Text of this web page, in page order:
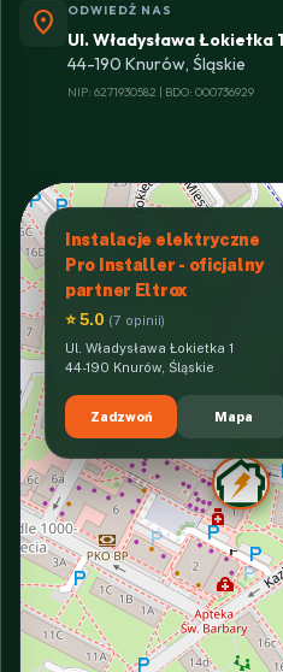
location_on ODWIEDŹ NAS
Ul. Władysława Łokietka 1
44-190 Knurów, Śląskie
NIP: 6271930582 | BDO: 000736929
Instalacje elektryczne
Pro Installer - oficjalny
partner Eltrox
⭐ 5.0 (7 opinii)
Ul. Władysława Łokietka 1
44-190 Knurów, Śląskie
Zadzwoń Mapa